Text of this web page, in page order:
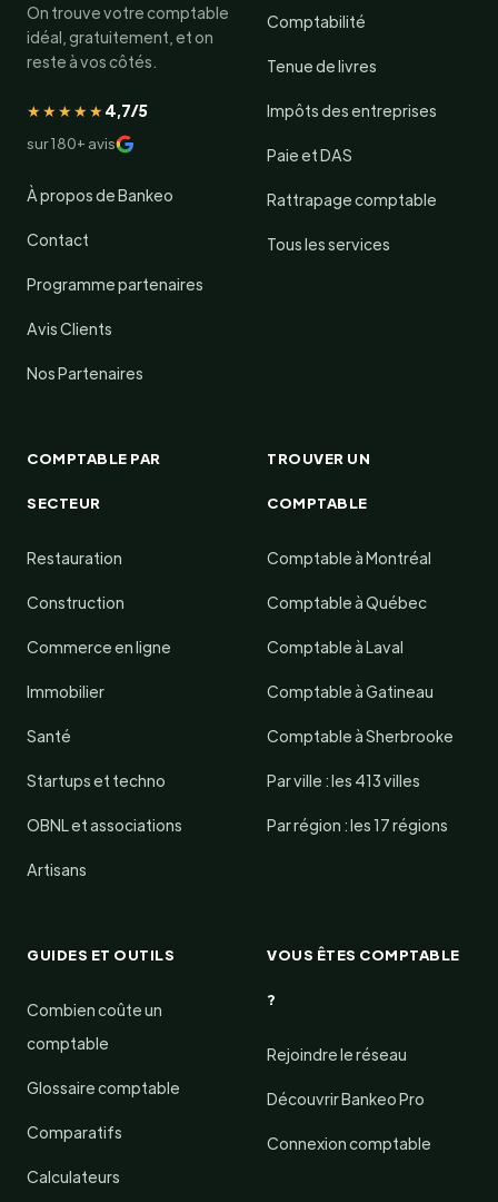
On trouve votre comptable
idéal, gratuitement, et on
reste à vos côtés.
★★★★★4,7/5
sur 180+ avis
À propos de Bankeo
Contact
Programme partenaires
Avis Clients
Nos Partenaires
Comptabilité
Tenue de livres
Impôts des entreprises
Paie et DAS
Rattrapage comptable
Tous les services
COMPTABLE PAR
SECTEUR
Restauration
Construction
Commerce en ligne
Immobilier
Santé
Startups et techno
OBNL et associations
Artisans
TROUVER UN
COMPTABLE
Comptable à Montréal
Comptable à Québec
Comptable à Laval
Comptable à Gatineau
Comptable à Sherbrooke
Par ville : les 413 villes
Par région : les 17 régions
GUIDES ET OUTILS
Combien coûte un
comptable
Glossaire comptable
Comparatifs
Calculateurs
VOUS ÊTES COMPTABLE
?
Rejoindre le réseau
Découvrir Bankeo Pro
Connexion comptable